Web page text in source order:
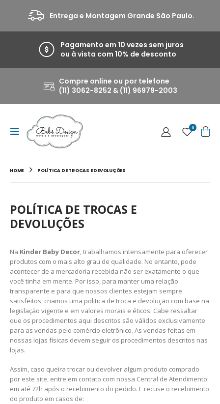
Entrega e Montagem Grande São Paulo.
Pagamento em 10 vezes sem juros
ou à vista com 10% de desconto
Compre online ou por telefone
(11) 3062-8252 & (11) 96979-2003
0
HOME POLÍTICA DE TROCAS E DEVOLUÇÕES
POLÍTICA DE TROCAS E
DEVOLUÇÕES
Na Kinder Baby Decor, trabalhamos intensamente para oferecer
produtos com o mais alto grau de qualidade. No entanto, pode
acontecer de a mercadoria recebida não ser exatamente o que
você tinha em mente. Por isso, para manter uma relação
transparente e para que nossos clientes estejam sempre
satisfeitos, criamos uma politica de troca e devolução com base na
legislação vigente e em valores morais e éticos. Cabe ressaltar
que os procedimentos aqui descritos são válidos exclusivamente
para as vendas pelo comércio eletrônico. As vendas feitas em
nossas lojas físicas devem seguir os procedimentos descritos nas
lojas.
Assim, caso queira trocar ou devolver algum produto comprado
por este site, entre em contato com nossa Central de Atendimento
em até 72h após o recebimento do pedido. E recuse o recebimento
do produto em casos de: